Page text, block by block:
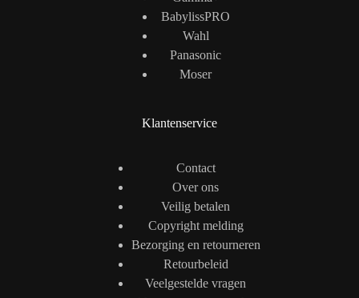
BabylissPRO
Wahl
Panasonic
Moser
Klantenservice
Contact
Over ons
Veilig betalen
Copyright melding
Bezorging en retourneren
Retourbeleid
Veelgestelde vragen